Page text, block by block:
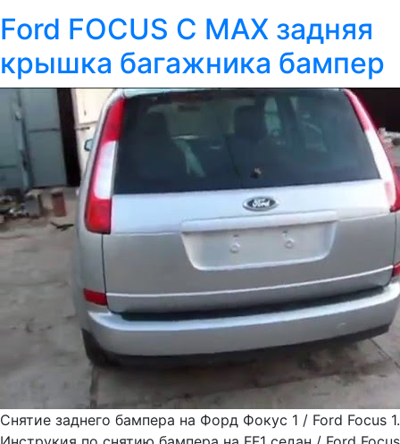
Ford FOCUS C MAX задняя
крышка багажника бампер
Снятие заднего бампера на Форд Фокус 1 / Ford Focus 1.